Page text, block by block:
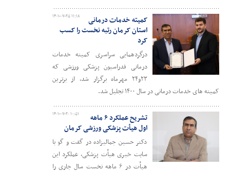
۱۴۰۱-۰۷-۲۵ ۱۱:۱۸
کمیته خدمات درمانی
استان کرمان رتبه نخست را کسب
کرد
درگردهمایی سراسری کمیته خدمات
درمانی فدراسیون پزشکی ورزشی که
۲۳و۲۴ مهرماه برگزار شد، از برترین
کمیته های خدمات درمانی در سال ۱۴۰۰ تجلیل شد.
۱۴۰۱-۰۷-۲۰ ۱۰:۵۱
تشریح عملکرد ۶ ماهه
اول هیأت پزشکی ورزشی کرمان
دکتر حسین جمالیزاده در گفت و گو با
سایت خبری هیأت پزشکی، عملکرد این
هیأت در ۶ ماهه نخست سال جاری را